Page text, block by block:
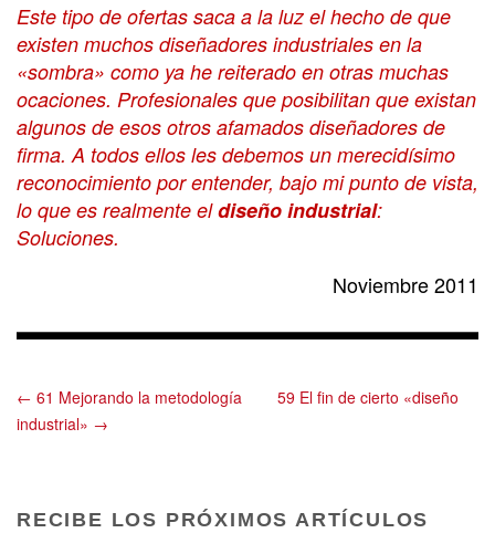
Este tipo de ofertas saca a la luz el hecho de que
existen muchos diseñadores industriales en la
«sombra» como ya he reiterado en otras muchas
ocaciones. Profesionales que posibilitan que existan
algunos de esos otros afamados diseñadores de
firma. A todos ellos les debemos un merecidísimo
reconocimiento por entender, bajo mi punto de vista,
lo que es realmente eldiseño industrial:
Soluciones.
Noviembre 2011
← 61 Mejorando la metodología
59 El fin de cierto «diseño
industrial» →
RECIBE LOS PRÓXIMOS ARTÍCULOS